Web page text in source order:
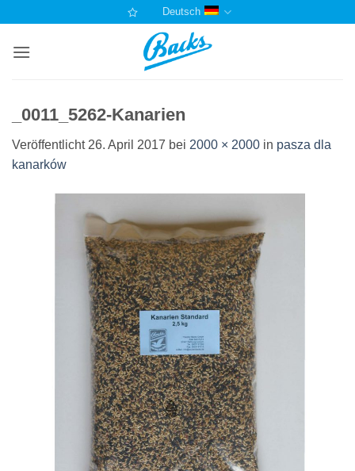
springen
Deutsch
_0011_5262-Kanarien
Veröffentlicht 26. April 2017 bei 2000 × 2000 in pasza dla
kanarków